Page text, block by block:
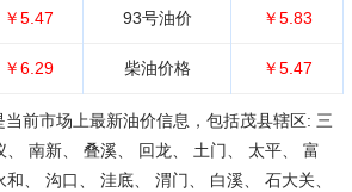
￥5.47 93号油价 ￥5.83
￥6.29 柴油价格 ￥5.47
当前市场上最新油价信息，包括茂县辖区: 三
南新、 叠溪、 回龙、 土门、 太平、 富
、 沟口、 洼底、 渭门、 白溪、 石大关、